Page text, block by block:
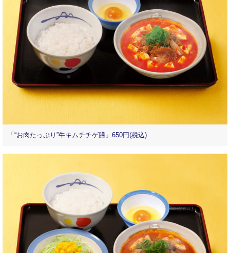
「“お肉たっぷり”牛キムチチゲ膳」650円(税込)